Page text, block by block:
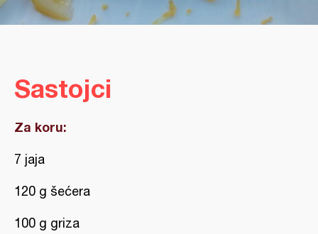
Sastojci
Za koru:
7 jaja
120 g šećera
100 g griza